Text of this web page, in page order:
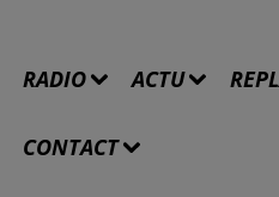
RADIO ACTU
CONTACT